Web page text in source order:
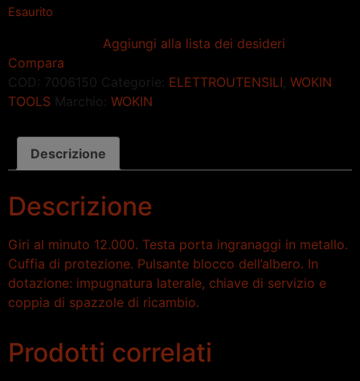
Esaurito
Aggiungi alla lista dei desideri
Compara
COD: 7006150 Categorie: ELETTROUTENSILI WOKIN
TOOLS Marchio: WOKIN
Descrizione
Descrizione
Giri al minuto 12.000. Testa porta ingranaggi in metallo.
Cuffia di protezione. Pulsante blocco dell’albero. In
dotazione: impugnatura laterale, chiave di servizio e
coppia di spazzole di ricambio.
Prodotti correlati